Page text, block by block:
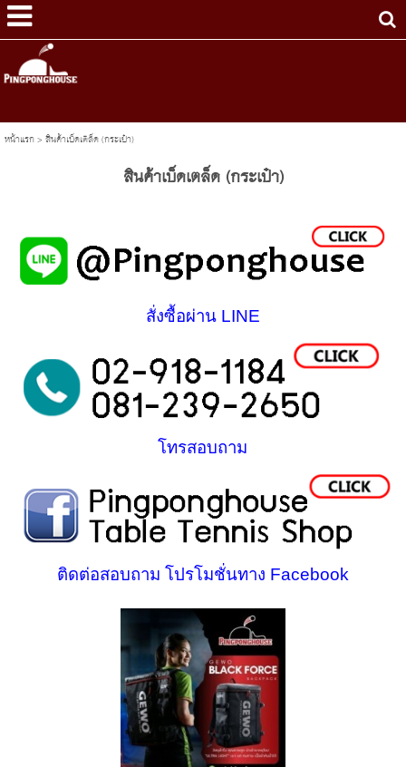
หน้าแรก> สินค้าเบ็ดเตล็ด (กระเป๋า)
สินค้าเบ็ดเตล็ด (กระเป๋า)
สั่งซื้อผ่าน LINE
โทรสอบถาม
ติดต่อสอบถาม โปรโมชั่นทาง Facebook